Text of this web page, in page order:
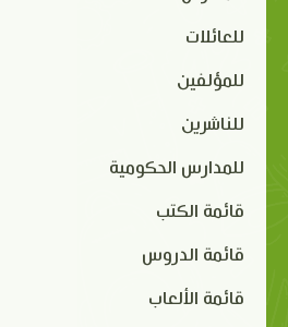
للعائلات
للمؤلفين
للناشرين
للمدارس الحكومية
قائمة الكتب
قائمة الدروس
قائمة الألعاب